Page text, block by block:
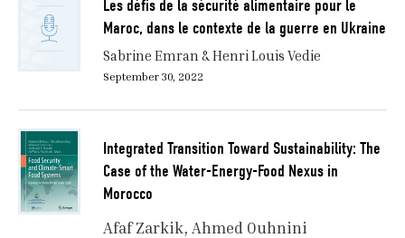
Les défis de la sécurité alimentaire pour le
Maroc, dans le contexte de la guerre en Ukraine
Sabrine Emran & Henri Louis Vedie
September 30, 2022
Integrated Transition Toward Sustainability: The
Case of the Water-Energy-Food Nexus in
Morocco
Afaf Zarkik Ahmed Ouhnini